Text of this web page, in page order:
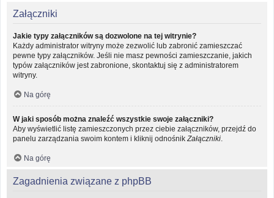
Załączniki
Jakie typy załączników są dozwolone na tej witrynie?
Każdy administrator witryny może zezwolić lub zabronić zamieszczać
pewne typy załączników. Jeśli nie masz pewności zamieszczanie, jakich
typów załączników jest zabronione, skontaktuj się z administratorem
witryny.
Na górę
W jaki sposób można znaleźć wszystkie swoje załączniki?
Aby wyświetlić listę zamieszczonych przez ciebie załączników, przejdź do
panelu zarządzania swoim kontem i kliknij odnośnik Załączniki
Na górę
Zagadnienia związane z phpBB